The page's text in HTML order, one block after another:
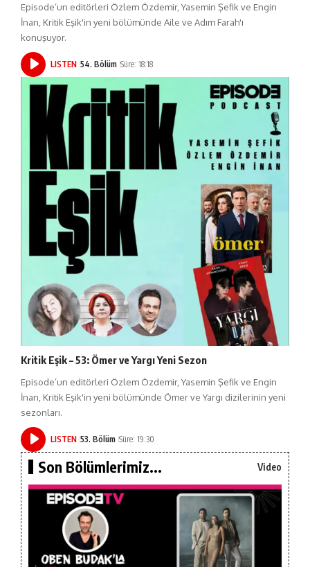
Episode’un editörleri Özlem Özdemir, Yasemin Şefik ve Engin
İnan, Kritik Eşik'in yeni bölümünde Aile ve Adım Farah'ı
konuşuyor.
LISTEN 54. Bölüm Süre: 18:18
Kritik Eşik – 53: Ömer ve Yargı Yeni Sezon
Episode’un editörleri Özlem Özdemir, Yasemin Şefik ve Engin
İnan, Kritik Eşik'in yeni bölümünde Ömer ve Yargı dizilerinin yeni
sezonları.
LISTEN 53. Bölüm Süre: 19:30
Son Bölümlerimiz... Video